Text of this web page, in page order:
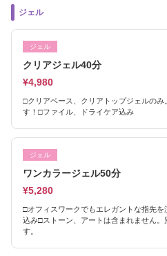
ジェル
ジェル
クリアジェル40分
¥4,980
□クリアベース、クリアトップジェルのみ
す！□ファイル、ドライケア込み
ジェル
ワンカラージェル50分
¥5,280
□オフィスワークでもエレガントな指先
込み□ストーン、アートは含まれません。
す。